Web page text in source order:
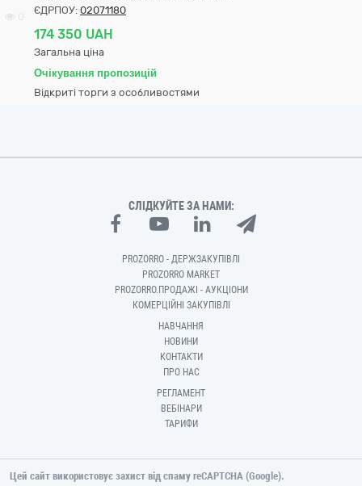
ЄДРПОУ: 02071180
174 350 UAH
Загальна ціна
Очікування пропозицій
Відкриті торги з особливостями
СЛІДКУЙТЕ ЗА НАМИ:
PROZORRO - ДЕРЖЗАКУПІВЛІ
PROZORRO MARKET
PROZORRO.ПРОДАЖІ - АУКЦІОНИ
КОМЕРЦІЙНІ ЗАКУПІВЛІ
НАВЧАННЯ
НОВИНИ
КОНТАКТИ
ПРО НАС
РЕГЛАМЕНТ
ВЕБІНАРИ
ТАРИФИ
Цей сайт використовує захист від спаму reCAPTCHA (Google).